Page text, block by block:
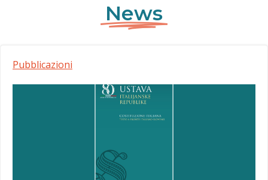
News
Pubblicazioni